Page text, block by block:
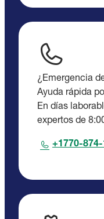
¿Emergencia
Ayuda rápida
En días
expertos de
+1770-874-